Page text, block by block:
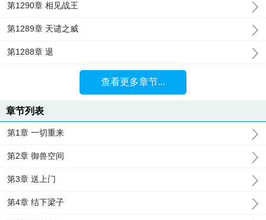
第1290章 相见战王
第1289章 天谴之威
第1288章 退
查看更多章节...
章节列表
第1章 一切重来
第2章 御兽空间
第3章 送上门
第4章 结下梁子